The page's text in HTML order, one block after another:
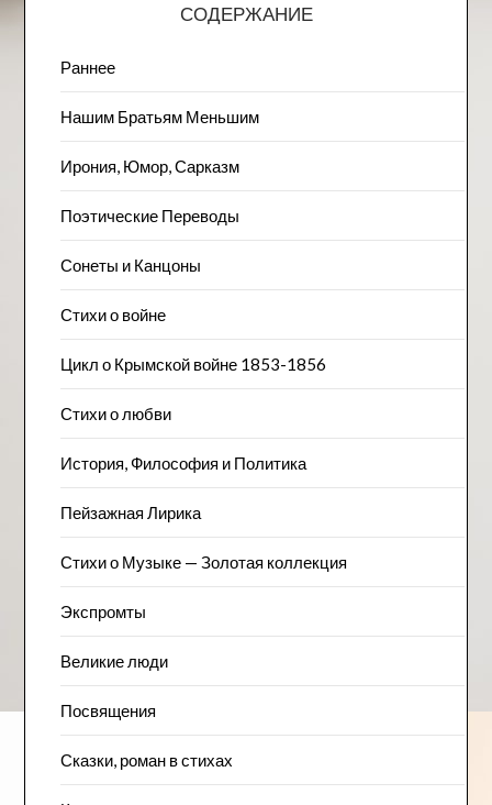
СОДЕРЖАНИЕ
Раннее
Нашим Братьям Меньшим
Ирония, Юмор, Сарказм
Поэтические Переводы
Сонеты и Канцоны
Стихи о войне
Цикл о Крымской войне 1853-1856
Стихи о любви
История, Философия и Политика
Пейзажна​я Лирика
Стихи о Музыке — Золотая коллекция
Экспромты
Великие люди
Посвящения
Сказки, роман в стихах